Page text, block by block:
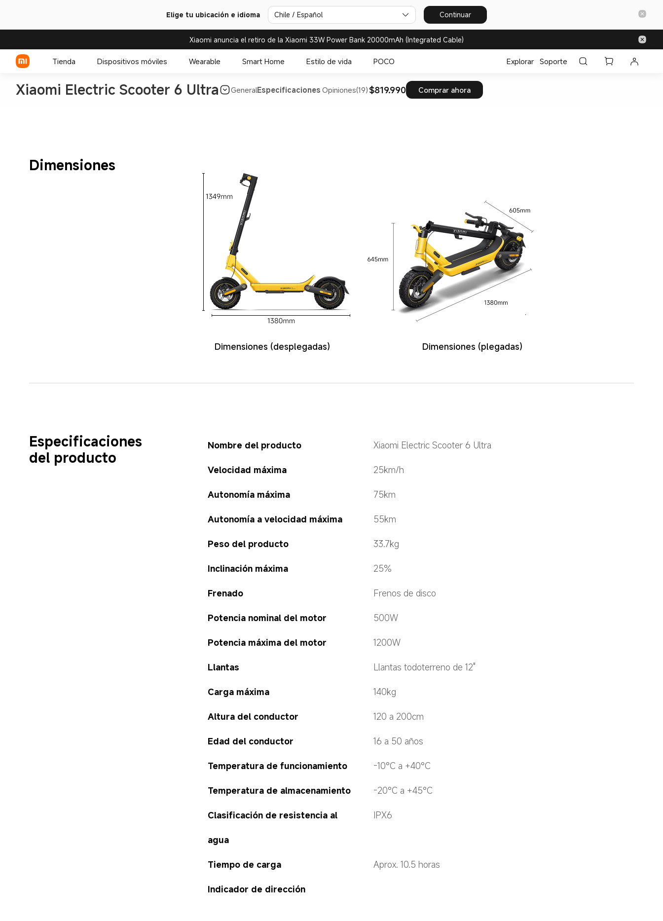
Elige tu ubicación e idioma Chile / Español Continuar
Xiaomi anuncia el retiro de la Xiaomi 33W Power Bank 20000mAh (Integrated Cable)
Tienda Dispositivos móviles Wearable Smart Home Estilo de vida POCO Explorar Soporte
Xiaomi Electric Scooter 6 Ultra GeneralEspecificaciones Opiniones(19)$819.990 Comprar ahora
Dimensiones
Dimensiones (plegadas)
Dimensiones (desplegadas)
Especificaciones
del producto
Nombre del producto Xiaomi Electric Scooter 6 Ultra
Velocidad máxima 25km/h
Autonomía máxima 75km
Autonomía a velocidad máxima 55km
Peso del producto 33.7kg
Inclinación máxima 25%
Frenado Frenos de disco
Potencia nominal del motor 500W
Potencia máxima del motor 1200W
Llantas Llantas todoterreno de 12"
Carga máxima 140kg
Altura del conductor 120 a 200cm
Edad del conductor 16 a 50 años
Temperatura de funcionamiento -10°C a +40°C
Temperatura de almacenamiento -20°C a +45°C
Clasificación de resistencia al
agua
IPX6
Tiempo de carga Aprox. 10.5 horas
Indicador de dirección